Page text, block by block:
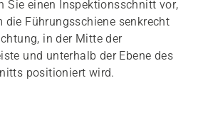
Sie einen Inspektionsschnitt vor,
die Führungsschiene senkrecht
in der Mitte der
und unterhalb der Ebene des
positioniert wird.